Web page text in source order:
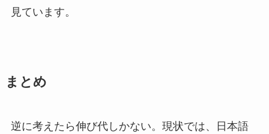
見ています。
まとめ
逆に考えたら伸び代しかない。現状では、日本語